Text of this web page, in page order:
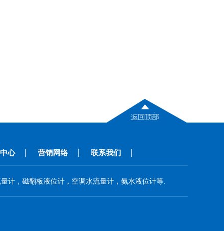
心 营销网络 联系我们
计，磁翻板液位计，空调水流量计，氨水液位计等.